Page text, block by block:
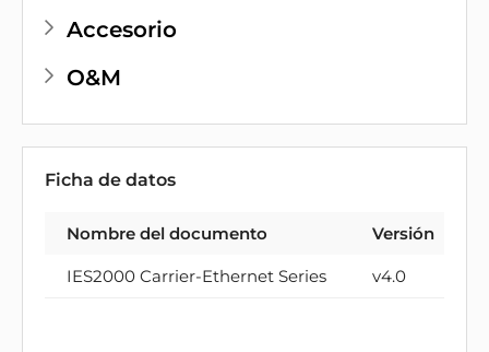
Accesorio
O&M
Ficha de datos
Nombre del documento Versión
IES2000 Carrier-Ethernet Series v4.0